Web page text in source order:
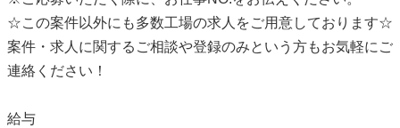
☆この案件以外にも多数工場の求人をご用意しております☆
案件・求人に関するご相談や登録のみという方もお気軽にご
連絡ください！
給与